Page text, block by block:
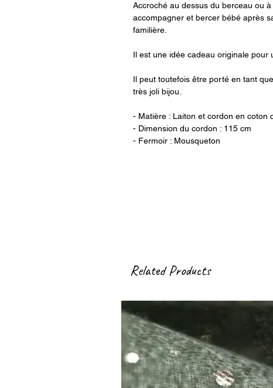
Accroché au dessus du berceau ou
accompagner et bercer bébé après
familière.
Il est une idée cadeau originale pour
Il peut toutefois être porté en tant
très joli bijou.
- Matière : Laiton et cordon en coton
- Dimension du cordon : 115 cm
- Fermoir : Mousqueton
Related Products